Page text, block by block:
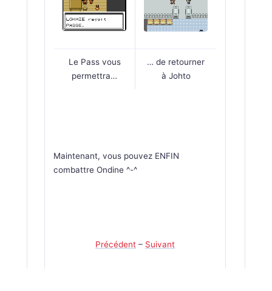
Le Pass vous
permettra…
… de retourner
à Johto
Maintenant, vous pouvez ENFIN
combattre Ondine ^-^
Précédent – Suivant